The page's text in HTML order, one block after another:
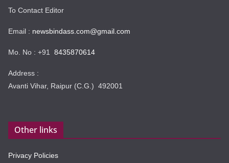
To Contact Editor
Email : newsbindass.com@gmail.com
Mo. No : +91 8435870614
Address :
Avanti Vihar, Raipur (C.G.) 492001
Other links
Privacy Policies